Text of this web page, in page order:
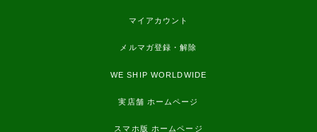
マイアカウント
メルマガ登録・解除
WE SHIP WORLDWIDE
実店舗 ホームページ
スマホ版 ホームページ